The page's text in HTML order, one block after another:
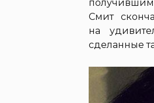
получившим
Смит
на
сделанные